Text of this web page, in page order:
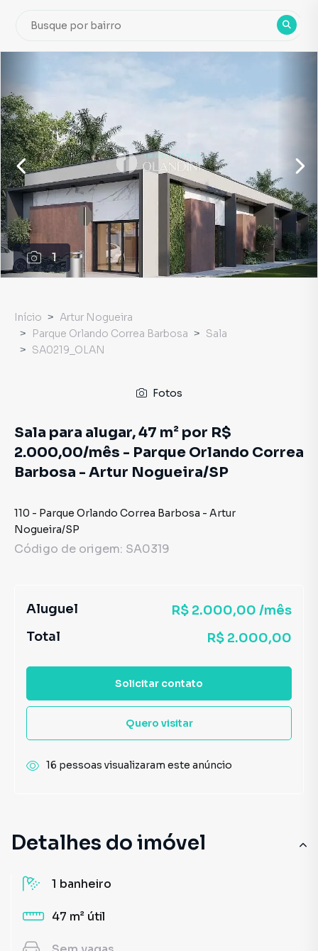
1
Detalhes do imóvel
1 banheiro
47 m² útil
Início
Artur Nogueira
Parque Orlando Correa Barbosa
Sala
SA0219_OLAN
Fotos
Sala para alugar, 47 m² por R$
2.000,00/mês - Parque Orlando Correa
Barbosa - Artur Nogueira/SP
110 - Parque Orlando Correa Barbosa - Artur
Nogueira/SP
Código de origem: SA0319
Aluguel
R$ 2.000,00 /mês
Total
R$ 2.000,00
Solicitar contato
Quero visitar
16 pessoas visualizaram este anúncio